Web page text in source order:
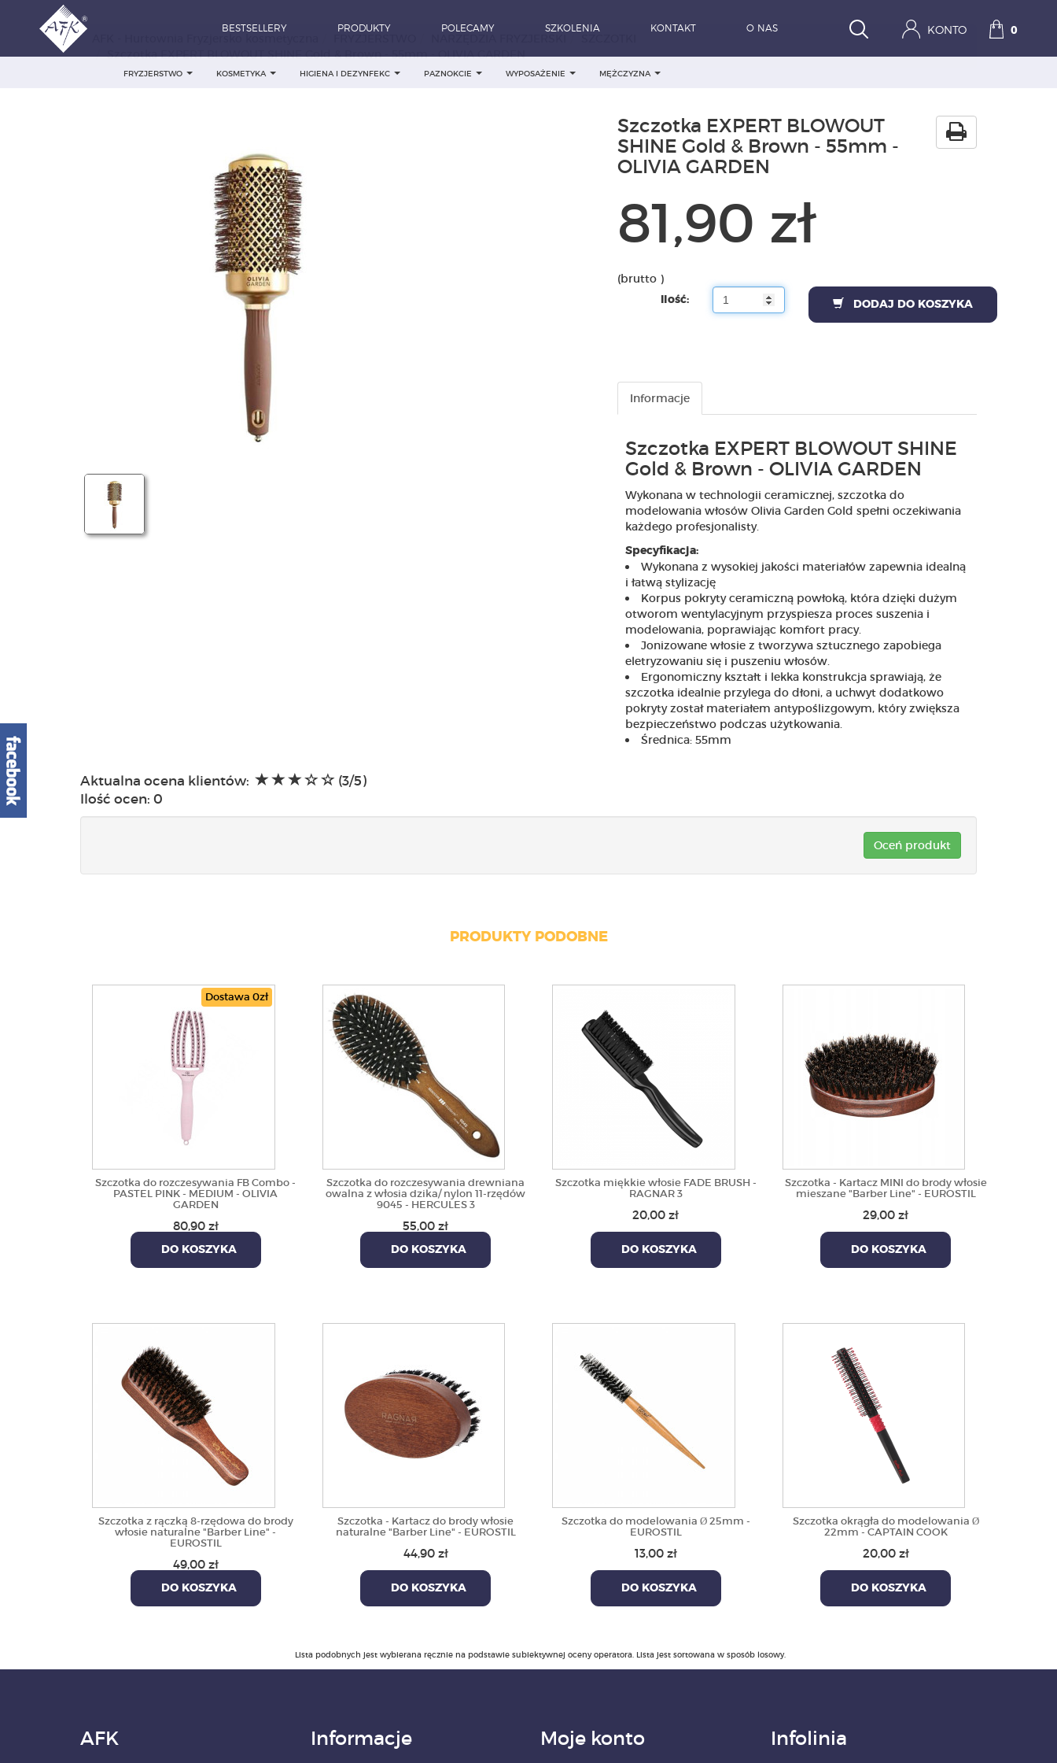
BESTSELLERY PRODUKTY POLECAMY SZKOLENIA KONTAKT O NAS KONTO 0
FRYZJERSTWO KOSMETYKA HIGIENA I DEZYNFEKC PAZNOKCIE WYPOSAŻENIE MĘŻCZYZNA
Szczotka EXPERT BLOWOUT SHINE Gold & Brown - 55mm - OLIVIA GARDEN
Szczotka EXPERT BLOWOUT
SHINE Gold & Brown - 55mm -
OLIVIA GARDEN
81,90 zł
(brutto )
Ilość: DODAJ DO KOSZYKA
Informacje
Szczotka EXPERT BLOWOUT SHINE
Gold & Brown - OLIVIA GARDEN
Wykonana w technologii ceramicznej, szczotka do
modelowania włosów Olivia Garden Gold spełni oczekiwania
każdego profesjonalisty.
Specyfikacja:
Wykonana z wysokiej jakości materiałów zapewnia idealną
i łatwą stylizację
Korpus pokryty ceramiczną powłoką, która dzięki dużym
otworom wentylacyjnym przyspiesza proces suszenia i
modelowania, poprawiając komfort pracy.
Jonizowane włosie z tworzywa sztucznego zapobiega
eletryzowaniu się i puszeniu włosów.
Ergonomiczny kształt i lekka konstrukcja sprawiają, że
szczotka idealnie przylega do dłoni, a uchwyt dodatkowo
pokryty został materiałem antypoślizgowym, który zwiększa
bezpieczeństwo podczas użytkowania.
Średnica: 55mm
Aktualna ocena klientów:
(3/5)
Ilość ocen: 0
Oceń produkt
PRODUKTY PODOBNE
Dostawa 0zł
Szczotka do rozczesywania FB Combo -
PASTEL PINK - MEDIUM - OLIVIA
GARDEN
80,90 zł
DO KOSZYKA
Szczotka do rozczesywania drewniana
owalna z włosia dzika/ nylon 11-rzędów
9045 - HERCULES 3
55,00 zł
DO KOSZYKA
Szczotka miękkie włosie FADE BRUSH -
RAGNAR 3
20,00 zł
DO KOSZYKA
Szczotka - Kartacz MINI do brody włosie
mieszane "Barber Line" - EUROSTIL
29,00 zł
DO KOSZYKA
Szczotka z rączką 8-rzędowa do brody
włosie naturalne "Barber Line" -
EUROSTIL
49,00 zł
DO KOSZYKA
Szczotka - Kartacz do brody włosie
naturalne "Barber Line" - EUROSTIL
44,90 zł
DO KOSZYKA
Szczotka do modelowania Ø 25mm -
EUROSTIL
13,00 zł
DO KOSZYKA
Szczotka okrągła do modelowania Ø
22mm - CAPTAIN COOK
20,00 zł
DO KOSZYKA
Lista podobnych jest wybierana ręcznie na podstawie subiektywnej oceny operatora. Lista jest sortowana w sposób losowy.
AFK Informacje Moje konto Infolinia